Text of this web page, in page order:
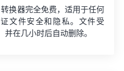
换器完全免费，适用于任何
文件安全和隐私。文件受
在几小时后自动删除。